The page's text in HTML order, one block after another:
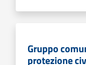
Gruppo
protezione